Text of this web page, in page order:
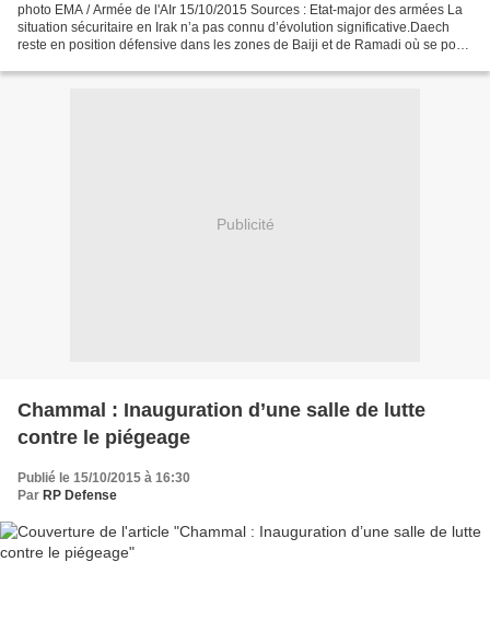
photo EMA / Armée de l'AIr 15/10/2015 Sources : Etat-major des armées La
situation sécuritaire en Irak n’a pas connu d’évolution significative.Daech
reste en position défensive dans les zones de Baiji et de Ramadi où se porte
Publicité
Chammal : Inauguration d’une salle de lutte
contre le piégeage
Publié le 15/10/2015 à 16:30
Par RP Defense